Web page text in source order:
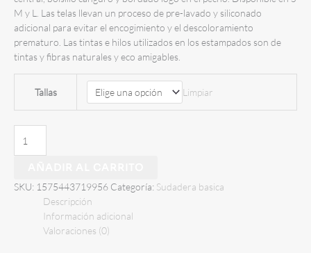
era:
S/ 120.00.
es:
S/ 89.00.
M y L. Las telas llevan un proceso de pre-lavado y siliconado
adicional para evitar el encogimiento y el descoloramiento
prematuro. Las tintas e hilos utilizados en los estampados son de
tintas y fibras naturales y eco amigables.
Tallas Limpiar
Casica
cantidad
SKU: 1575443719956 Categoría: Sudadera basica
Descripción
Información adicional
Valoraciones (0)